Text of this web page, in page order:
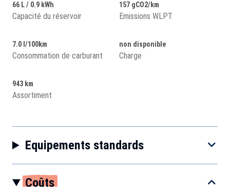
66 L / 0.9 kWh
Capacité du réservoir
157 gCO2/km
Emissions WLPT
7.0 l/100km
Consommation de carburant
non disponible
Charge
943 km
Assortiment
Equipements standards
Coûts